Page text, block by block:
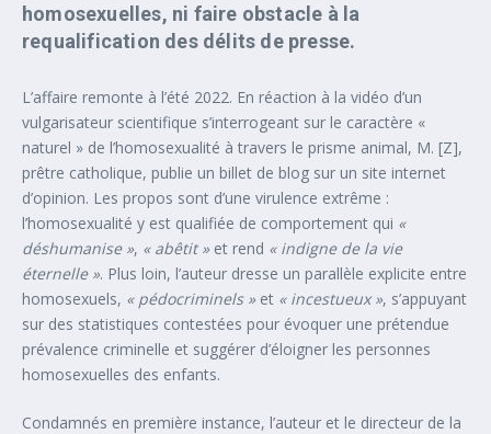
homosexuelles, ni faire obstacle à la
requalification des délits de presse.
L’affaire remonte à l’été 2022. En réaction à la vidéo d’un
vulgarisateur scientifique s’interrogeant sur le caractère «
naturel » de l’homosexualité à travers le prisme animal, M. [Z],
prêtre catholique, publie un billet de blog sur un site internet
d’opinion. Les propos sont d’une virulence extrême :
l’homosexualité y est qualifiée de comportement qui «
déshumanise », « abêtit » et rend « indigne de la vie
éternelle ». Plus loin, l’auteur dresse un parallèle explicite entre
homosexuels, « pédocriminels » et « incestueux », s’appuyant
sur des statistiques contestées pour évoquer une prétendue
prévalence criminelle et suggérer d’éloigner les personnes
homosexuelles des enfants.
Condamnés en première instance, l’auteur et le directeur de la